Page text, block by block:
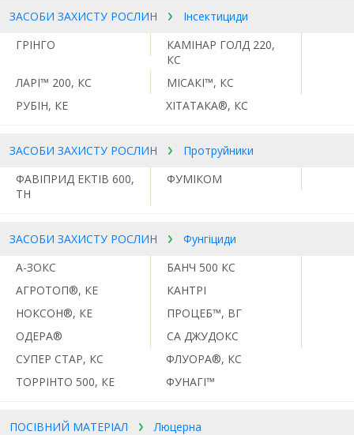
ЗАСОБИ ЗАХИСТУ РОСЛИН
Інсектициди
ГРІНГО
КАМІНАР ГОЛД 220,
КС
ЛАРІ™ 200, КС
МІСАКІ™, КС
РУБІН, КЕ
ХІТАТАКА®, КС
ЗАСОБИ ЗАХИСТУ РОСЛИН
Протруйники
ФАВІПРИД ЕКТІВ 600,
ТН
ФУМІКОМ
ЗАСОБИ ЗАХИСТУ РОСЛИН
Фунгіциди
А-ЗОКС
АГРОТОП®, КЕ
БАНЧ 500 КС
КАНТРІ
НОКСОН®, КЕ
ОДЕРА®
ПРОЦЕБ™, ВГ
СА ДЖУДОКС
СУПЕР СТАР, КС
ТОРРІНТО 500, КЕ
ФЛУОРА®, КС
ФУНАГІ™
ПОСІВНИЙ МАТЕРІАЛ
Люцерна